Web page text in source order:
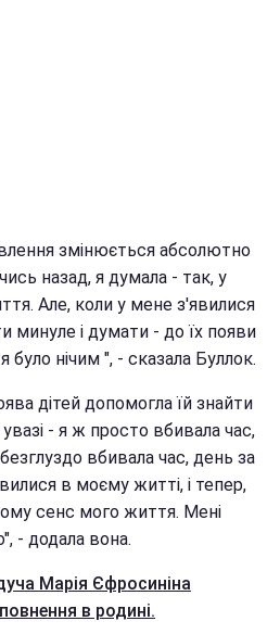
змінюється абсолютно
назад, я думала - так, у
Але, коли у мене з'явилися
минуле і думати - до їх появи
було нічим ", - сказала Буллок.
дітей допомогла їй знайти
- я ж просто вбивала час,
вбивала час, день за
в моєму житті, і тепер,
сенс мого життя. Мені
- додала вона.
Марія Єфросиніна
в родині.